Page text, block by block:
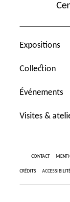
Expositions
Collection
Événements
Visites &
CONTACT
CRÉDITS